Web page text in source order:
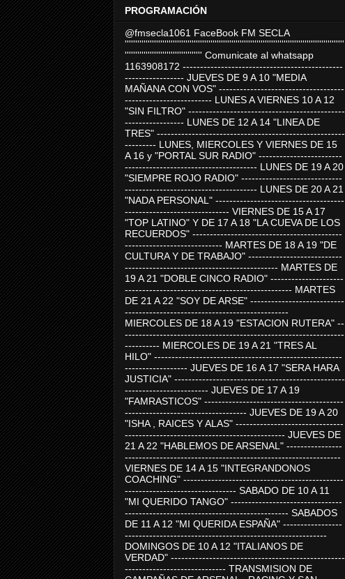
PROGRAMACIÓN
@fmsecla1061 FaceBook FM SECLA
'''''''''''''''''''''''''''''''''''''''''''''''''''''''''''''''''''''''''''''''''''''''''''''''''''''''''
''''''''''''''''''''''''''''''''''''' Comunicate al whatsapp
1163908172 ----------------------------------------------
----------------- JUEVES DE 9 A 10 "MEDIA
MAÑANA CON VOS" ------------------------------------
------------------------- LUNES A VIERNES 10 A 12
"SIN FILTRO" ---------------------------------------------
----------------- LUNES DE 12 A 14 "LINEA DE
TRES" ------------------------------------------------------
--------- LUNES, MIERCOLES Y VIERNES DE 15
A 16 y "PORTAL SUR RADIO" ------------------------
-------------------------------------- LUNES DE 19 A 20
"SIEMPRE ROJO RADIO" -----------------------------
-------------------------------------- LUNES DE 20 A 21
"NADA PERSONAL" -------------------------------------
------------------------------ VIERNES DE 15 A 17
"TOP LATINO" Y DE 17 A 18 "LA CUEVA DE LOS
RECUERDOS" -------------------------------------------
---------------------------- MARTES DE 18 A 19 "DE
CULTURA Y DE TRABAJO" ---------------------------
-------------------------------------------- MARTES DE
19 A 21 "DOBLE CINCO RADIO" ---------------------
------------------------------------------------ MARTES
DE 21 A 22 "SOY DE ARSE" ---------------------------
-----------------------------------------------
MIERCOLES DE 18 A 19 "ESTACION RUTERA" --
---------------------------------------------------------------
---------- MIERCOLES DE 19 A 21 "TRES AL
HILO" ------------------------------------------------------
------------------ JUEVES DE 16 A 17 "SERA HARA
JUSTICIA" -------------------------------------------------
------------------------ JUEVES DE 17 A 19
"FAMRASTICOS" ----------------------------------------
----------------------------------- JUEVES DE 19 A 20
"ISHA , RAICES Y ALAS" -------------------------------
---------------------------------------------- JUEVES DE
21 A 22 "HABLEMOS DE ARSENAL" ----------------
--------------------------------------------------------------
VIERNES DE 14 A 15 "INTEGRANDONOS
COACHING" ----------------------------------------------
-------------------------------- SABADO DE 10 A 11
"MI QUERIDO TANGO" --------------------------------
----------------------------------------------- SABADOS
DE 11 A 12 "MI QUERIDA ESPAÑA" -----------------
----------------------------------------------------------
DOMINGOS DE 10 A 12 "ITALIANOS DE
VERDAD" --------------------------------------------------
----------------------------- TRANSMISION DE